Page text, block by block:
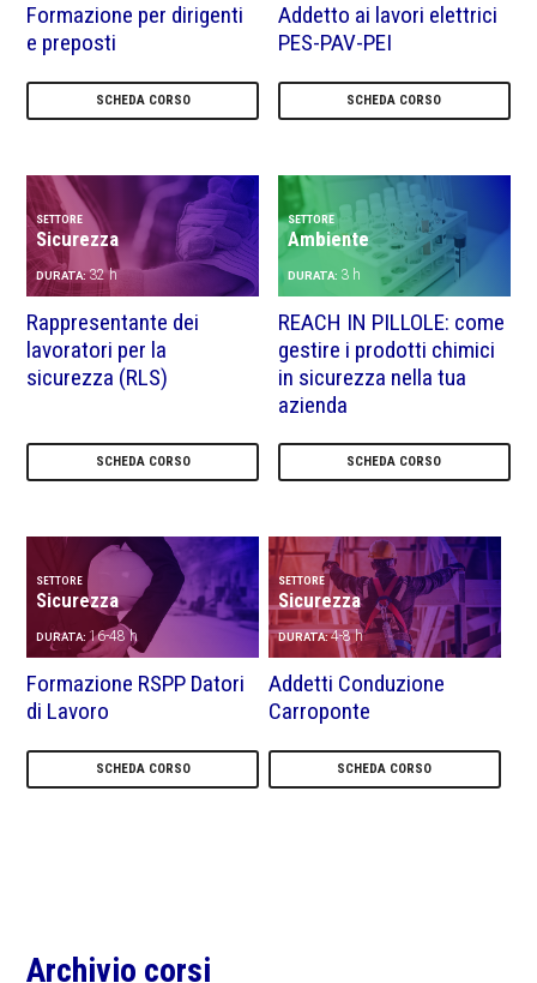
Formazione per dirigenti
e preposti
SCHEDA CORSO
Addetto ai lavori elettrici
PES-PAV-PEI
SCHEDA CORSO
SETTORE
Sicurezza
DURATA:32 h
Rappresentante dei
lavoratori per la
sicurezza (RLS)
SCHEDA CORSO
SETTORE
Ambiente
DURATA: 3 h
REACH IN PILLOLE: come
gestire i prodotti chimici
in sicurezza nella tua
azienda
SCHEDA CORSO
SETTORE
Sicurezza
DURATA:16-48 h
Formazione RSPP Datori
di Lavoro
SCHEDA CORSO
SETTORE
Sicurezza
DURATA:4-8 h
Addetti Conduzione
Carroponte
SCHEDA CORSO
Archivio corsi